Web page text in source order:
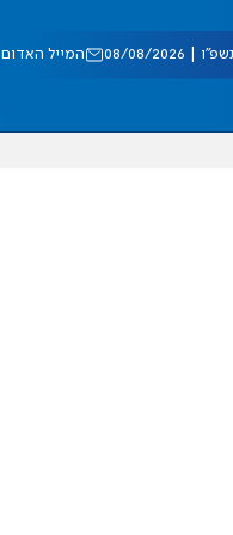
08/2026 המייל האדום